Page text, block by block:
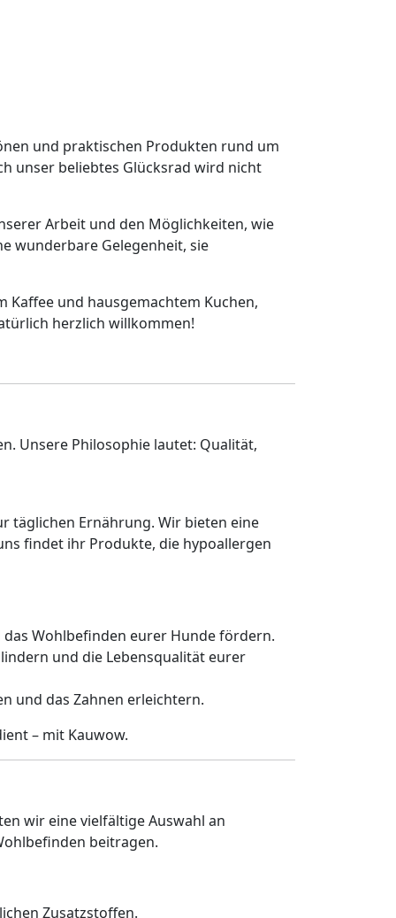
und praktischen Produkten rund um
unser beliebtes Glücksrad wird nicht
Arbeit und den Möglichkeiten, wie
wunderbare Gelegenheit, sie
Kaffee und hausgemachtem Kuchen,
herzlich willkommen!
Unsere Philosophie lautet: Qualität,
täglichen Ernährung. Wir bieten eine
findet ihr Produkte, die hypoallergen
Wohlbefinden eurer Hunde fördern.
und die Lebensqualität eurer
und das Zahnen erleichtern.
– mit Kauwow.
wir eine vielfältige Auswahl an
beitragen.
Zusatzstoffen.